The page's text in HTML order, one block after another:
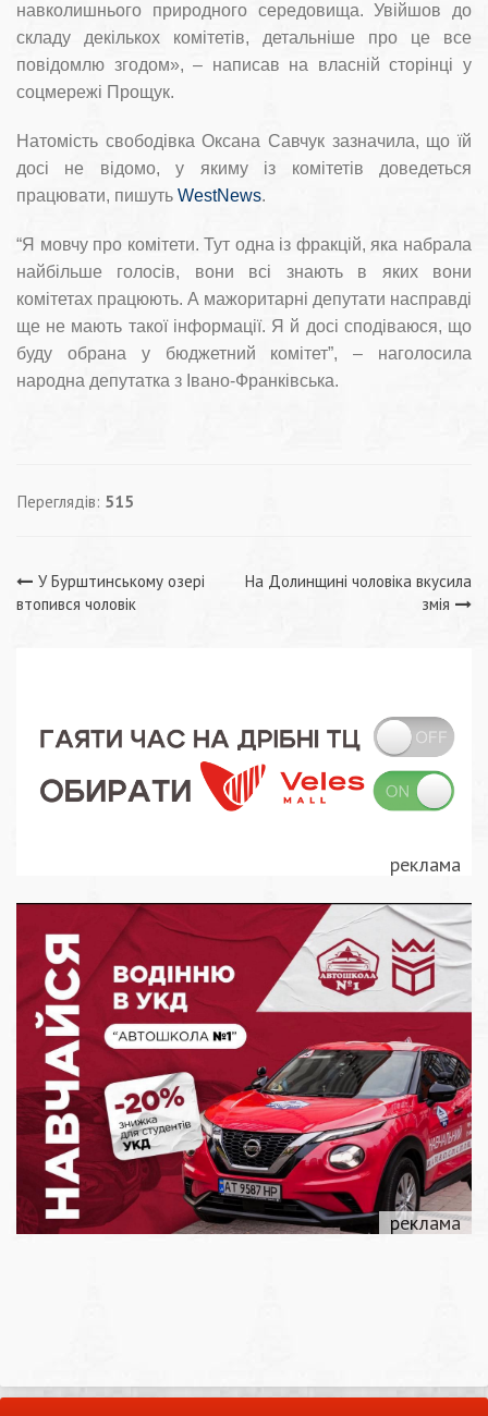
навколишнього природного середовища. Увійшов до
складу декількох комітетів, детальніше про це все
повідомлю згодом», – написав на власній сторінці у
соцмережі Прощук.
Натомість свободівка Оксана Савчук зазначила, що їй
досі не відомо, у якиму із комітетів доведеться
працювати, пишуть WestNews.
“Я мовчу про комітети. Тут одна із фракцій, яка набрала
найбільше голосів, вони всі знають в яких вони
комітетах працюють. А мажоритарні депутати насправді
ще не мають такої інформації. Я й досі сподіваюся, що
буду обрана у бюджетний комітет”, – наголосила
народна депутатка з Івано-Франківська.
Переглядів: 515
Навігація
У Бурштинському озері
втопився чоловік
На Долинщині чоловіка вкусила
змія